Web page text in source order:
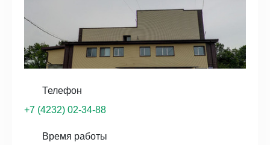
Телефон
+7 (4232) 02-34-88
Время работы